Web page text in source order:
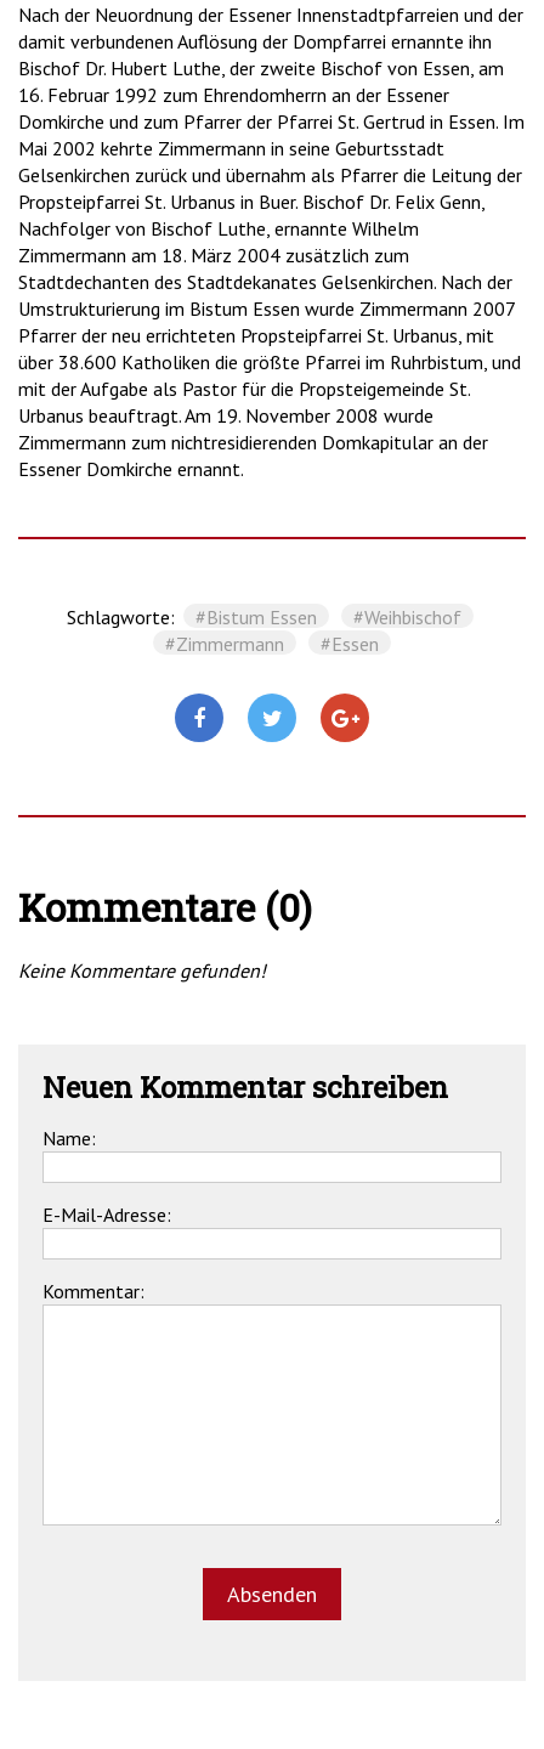
Nach der Neuordnung der Essener Innenstadtpfarreien und der
damit verbundenen Auflösung der Dompfarrei ernannte ihn
Bischof Dr. Hubert Luthe, der zweite Bischof von Essen, am
16. Februar 1992 zum Ehrendomherrn an der Essener
Domkirche und zum Pfarrer der Pfarrei St. Gertrud in Essen. Im
Mai 2002 kehrte Zimmermann in seine Geburtsstadt
Gelsenkirchen zurück und übernahm als Pfarrer die Leitung der
Propsteipfarrei St. Urbanus in Buer. Bischof Dr. Felix Genn,
Nachfolger von Bischof Luthe, ernannte Wilhelm
Zimmermann am 18. März 2004 zusätzlich zum
Stadtdechanten des Stadtdekanates Gelsenkirchen. Nach der
Umstrukturierung im Bistum Essen wurde Zimmermann 2007
Pfarrer der neu errichteten Propsteipfarrei St. Urbanus, mit
über 38.600 Katholiken die größte Pfarrei im Ruhrbistum, und
mit der Aufgabe als Pastor für die Propsteigemeinde St.
Urbanus beauftragt. Am 19. November 2008 wurde
Zimmermann zum nichtresidierenden Domkapitular an der
Essener Domkirche ernannt.
Schlagworte: #Bistum Essen
#Weihbischof
#Zimmermann
#Essen
Kommentare (0)
Keine Kommentare gefunden!
Neuen Kommentar schreiben
Name:
E-Mail-Adresse:
Kommentar: